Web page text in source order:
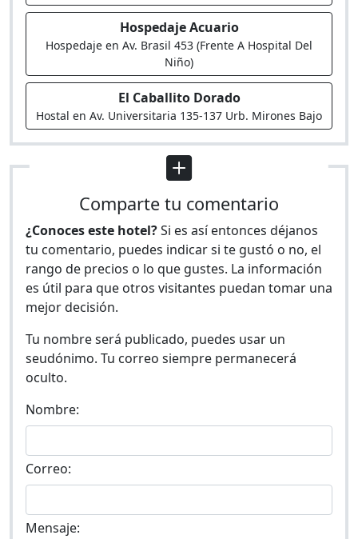
Hospedaje Acuario
Hospedaje en Av. Brasil 453 (Frente A Hospital Del
Niño)
El Caballito Dorado
Hostal en Av. Universitaria 135-137 Urb. Mirones Bajo
Comparte tu comentario
¿Conoces este hotel?Si es así entonces déjanos
tu comentario, puedes indicar si te gustó o no, el
rango de precios o lo que gustes. La información
es útil para que otros visitantes puedan tomar una
mejor decisión.
Tu nombre será publicado, puedes usar un
seudónimo. Tu correo siempre permanecerá
oculto.
Nombre:
Correo:
Mensaje: